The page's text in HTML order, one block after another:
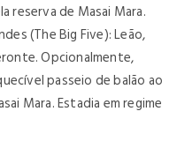
reserva de Masai Mara.
(The Big Five): Leão,
Opcionalmente,
passeio de balão ao
Mara. Estadia em regime